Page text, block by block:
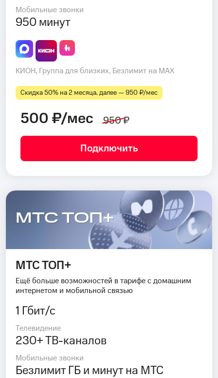
Мобильные звонки
950 минут
КИОН, Группа для близких, Безлимит на MAX
Скидка 50% на 2 месяца, далее — 950 ₽⁠/⁠мес
500 ₽/мес 950 ₽
Подключить
МТС ТОП+
МТС ТОП+
Ещё больше возможностей в тарифе с домашним
интернетом и мобильной связью
1 Гбит/с
Телевидение
230+ ТВ-каналов
Мобильные звонки
Безлимит ГБ и минут на МТС